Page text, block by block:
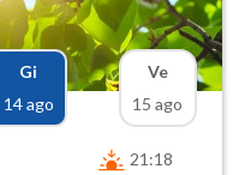
Gi
14 ago
Ve
15 ago
21:18